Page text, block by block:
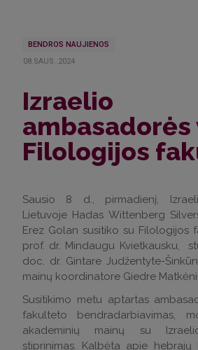
BENDROS NAUJIENOS
08.SAUS..2024
Izraelio
ambasadorės
Filologijos
Sausio 8 d., pirmadienį,
Lietuvoje Hadas Wittenberg
Erez Golan susitiko su Filologijos
prof. dr. Mindaugu Kvietkausku,
doc. dr. Gintare Judžentyte-
mainų koordinatore Giedre
Susitikimo metu aptartas
fakulteto bendradarbiavimas,
akademinių mainų su
stiprinimas. Kalbėta apie hebrajų